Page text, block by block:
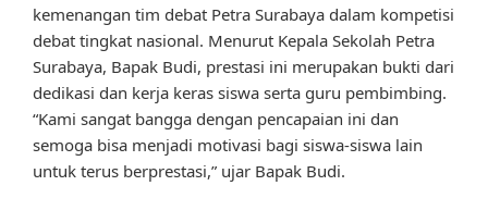
kemenangan tim debat Petra Surabaya dalam kompetisi
debat tingkat nasional. Menurut Kepala Sekolah Petra
Surabaya, Bapak Budi, prestasi ini merupakan bukti dari
dedikasi dan kerja keras siswa serta guru pembimbing.
“Kami sangat bangga dengan pencapaian ini dan
semoga bisa menjadi motivasi bagi siswa-siswa lain
untuk terus berprestasi,” ujar Bapak Budi.